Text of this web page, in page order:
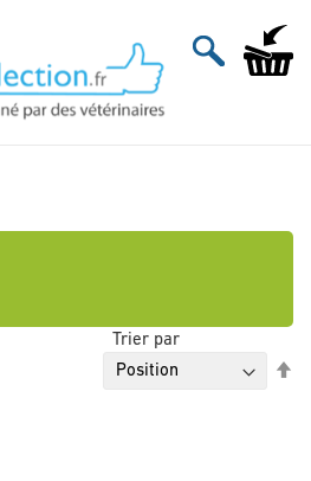
Mon
Trier par